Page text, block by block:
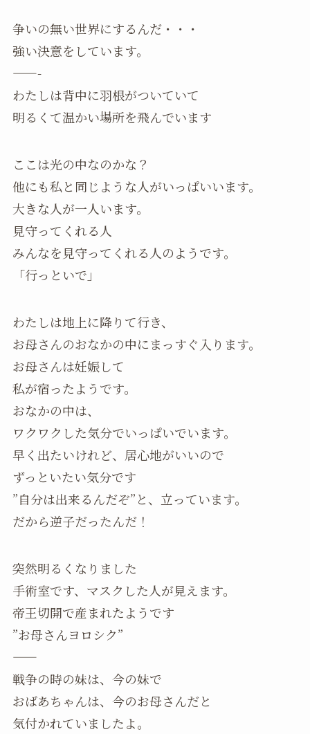
争いの無い世界にするんだ・・・
強い決意をしています。
——-
わたしは背中に羽根がついていて
明るくて温かい場所を飛んでいます
ここは光の中なのかな？
他にも私と同じような人がいっぱいいます。
大きな人が一人います。
見守ってくれる人
みんなを見守ってくれる人のようです。
「行っといで」
わたしは地上に降りて行き、
お母さんのおなかの中にまっすぐ入ります。
お母さんは妊娠して
私が宿ったようです。
おなかの中は、
ワクワクした気分でいっぱいでいます。
早く出たいけれど、居心地がいいので
ずっといたい気分です
”自分は出来るんだぞ”と、立っています。
だから逆子だったんだ！
突然明るくなりました
手術室です、マスクした人が見えます。
帝王切開で産まれたようです
”お母さんヨロシク”
——
戦争の時の妹は、今の妹で
おばあちゃんは、今のお母さんだと
気付かれていましたよ。